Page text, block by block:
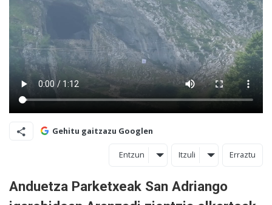
Gehitu gaitzazu Googlen
Entzun Itzuli Erraztu
Anduetza Parketxeak San Adriango